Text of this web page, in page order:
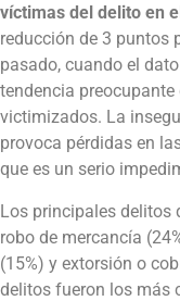
víctimas del delito en
reducción de 3 puntos
pasado, cuando el
tendencia
victimizados. La
provoca pérdidas en
que es un serio
Los principales delitos
robo de mercancía
(15%) y extorsión o
delitos fueron los más